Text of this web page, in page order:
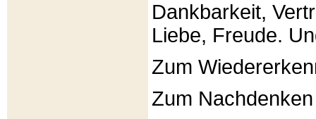
Dankbarkeit,
Liebe, Freude.
Zum
Zum Nachdenken